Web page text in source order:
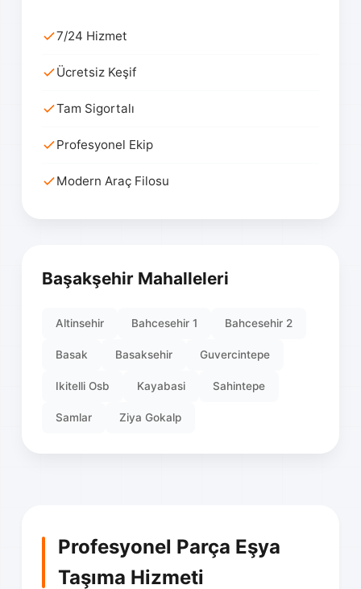
Profesyonel Parça Eşya
Taşıma Hizmeti
7/24 Hizmet
Ücretsiz Keşif
Tam Sigortalı
Profesyonel Ekip
Modern Araç Filosu
Başakşehir Mahalleleri
Altinsehir Bahcesehir 1 Bahcesehir 2
Basak Basaksehir Guvercintepe
Ikitelli Osb Kayabasi Sahintepe
Samlar Ziya Gokalp